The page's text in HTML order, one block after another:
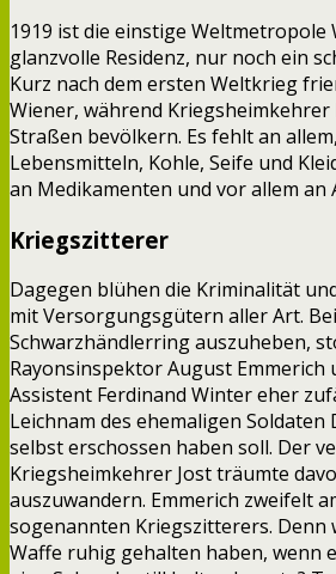
1919 ist die einstige Weltmetropole
glanzvolle Residenz, nur noch ein
Kurz nach dem ersten Weltkrieg
Wiener, während Kriegsheimkehrer
Straßen bevölkern. Es fehlt an
Lebensmitteln, Kohle, Seife und
an Medikamenten und vor allem an
Kriegszitterer
Dagegen blühen die Kriminalität
mit Versorgungsgütern aller Art.
Schwarzhändlerring auszuheben,
Rayonsinspektor August Emmerich
Assistent Ferdinand Winter eher
Leichnam des ehemaligen Soldaten
selbst erschossen haben soll. Der
Kriegsheimkehrer Jost träumte
auszuwandern. Emmerich zweifelt
sogenannten Kriegszitterers. Denn
Waffe ruhig gehalten haben, wenn